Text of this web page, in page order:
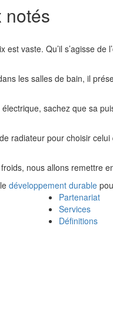
notés
est vaste. Qu’il s’agisse de
les salles de bain, il
sachez que sa
radiateur pour choisir
nous allons remettre
développement durable
Partenariat
Services
Définitions